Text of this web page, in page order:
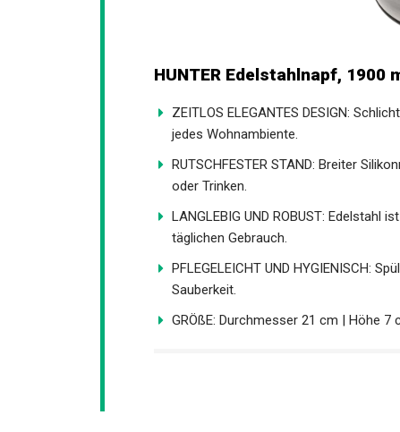
HUNTER Edelstahlnapf, 1900
ZEITLOS ELEGANTES DESIGN:
jedes Wohnambiente.
RUTSCHFESTER STAND: Breiter
oder Trinken.
LANGLEBIG UND ROBUST:
täglichen Gebrauch.
PFLEGELEICHT UND HYGIENISCH:
Sauberkeit.
GRÖßE: Durchmesser 21 cm | Höhe 7